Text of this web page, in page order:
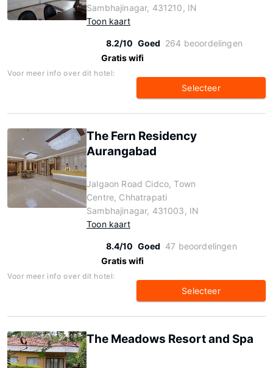
Sambhajinagar, 431210, IN
Toon kaart
8.2/10 Goed 264 beoordelingen
Gratis wifi
Voor meer info over dit hotel:
Selecteer
The Fern Residency
Aurangabad
Jalgaon Road Cidco, Town
Centre, Chhatrapati
Sambhajinagar, 431003, IN
Toon kaart
8.4/10 Goed 47 beoordelingen
Gratis wifi
Voor meer info over dit hotel:
Selecteer
The Meadows Resort and Spa